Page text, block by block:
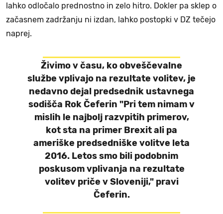
lahko odločalo prednostno in zelo hitro. Dokler pa sklep o
začasnem zadržanju ni izdan, lahko postopki v DZ tečejo
naprej.
Živimo v času, ko obveščevalne
službe vplivajo na rezultate volitev, je
nedavno dejal predsednik ustavnega
sodišča Rok Čeferin "Pri tem nimam v
mislih le najbolj razvpitih primerov,
kot sta na primer Brexit ali pa
ameriške predsedniške volitve leta
2016. Letos smo bili podobnim
poskusom vplivanja na rezultate
volitev priče v Sloveniji," pravi
Čeferin.